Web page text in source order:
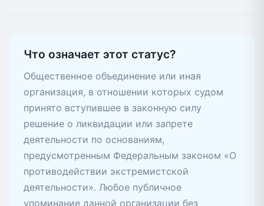
Что означает этот статус?
Общественное объединение или иная
организация, в отношении которых судом
принято вступившее в законную силу
решение о ликвидации или запрете
деятельности по основаниям,
предусмотренным Федеральным законом «О
противодействии экстремистской
деятельности». Любое публичное
упоминание данной организации без